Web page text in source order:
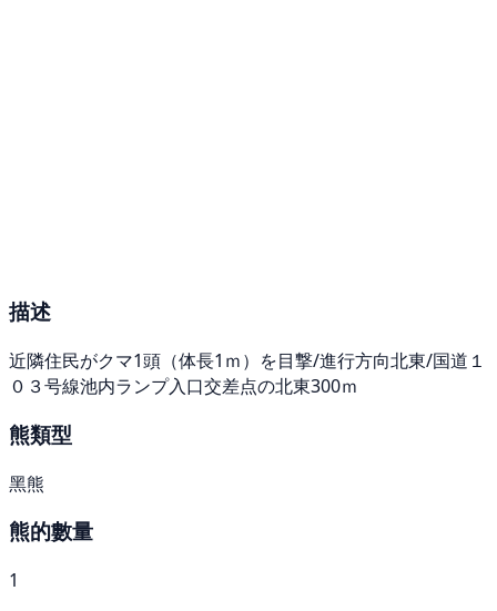
描述
近隣住民がクマ1頭（体長1ｍ）を目撃/進行方向北東/国道１
０３号線池内ランプ入口交差点の北東300ｍ
熊類型
黑熊
熊的數量
1